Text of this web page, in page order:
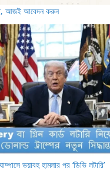
আজই আবেদন করুন
ভয়াবহ হামলার পর ‘ডিভি লটারি’